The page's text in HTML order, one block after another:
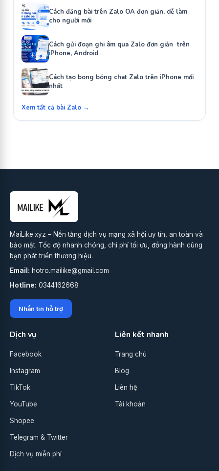
Cách đăng bài trên Zalo OA đơn giản, dễ làm
cho người mới
Cách gửi đoạn ghi âm qua Zalo đơn giản trên
iPhone, Android
Cách tạo bong bóng chat Zalo trên iPhone mới
nhất
Xem tất cả bài Zalo →
MaiLike.xyz – Nền tảng dịch vụ mạng xã hội uy tín, an toàn và
bảo mật. Tốc độ nhanh chóng, chi phí tối ưu, đồng hành cùng
bạn phát triển thương hiệu.
Email: hotro.mailike@gmail.com
Hotline: 0344162668
Nhắn tin hỗ trợ
Dịch vụ
Facebook
Instagram
TikTok
YouTube
Shopee
Telegram & Twitter
Dịch vụ miễn phí
Liên kết nhanh
Trang chủ
Blog
Liên hệ
Tài khoản